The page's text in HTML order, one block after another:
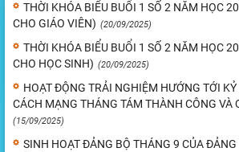
THỜI KHÓA BIỂU BUỔI 1 SỐ 2 NĂM HỌC
CHO GIÁO VIÊN) (20/09/2025)
THỜI KHÓA BIỂU BUỔI 1 SỐ 2 NĂM HỌC
CHO HỌC SINH) (20/09/2025)
HOẠT ĐỘNG TRẢI NGHIỆM HƯỚNG TỚI
CÁCH MẠNG THÁNG TÁM THÀNH CÔNG VÀ
(15/09/2025)
SINH HOẠT ĐẢNG BỘ THÁNG 9 CỦA